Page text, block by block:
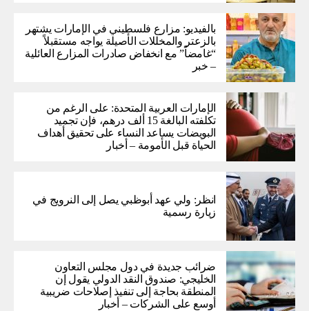
بالفيديو: مزارع فلسطيني في الإمارات يشتهر
بالزعتر والمخللات الأصيلة يواجه مستقبلاً
“غامضاً” ​​مع انخفاض صادرات المزارع العائلية
– خبر
الإمارات العربية المتحدة: على الرغم من
تكلفته البالغة 15 ألف درهم، فإن تجميد
البويضات يساعد النساء على تحقيق أهداف
الحياة قبل الأمومة – أخبار
انظر: ولي عهد أبوظبي يصل إلى النرويج في
زيارة رسمية
ضرائب جديدة في دول مجلس التعاون
الخليجي: صندوق النقد الدولي يقول إن
المنطقة بحاجة إلى تنفيذ إصلاحات ضريبية
أوسع على الشركات – أخبار